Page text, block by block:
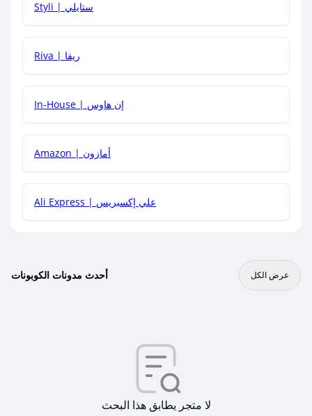
هل يمكنني جمع كود خصم مع العروض الأخرى؟
Styli | ستايلي
Riva | ريفا
In-House | إن هاوس
Amazon | أمازون
Ali Express | علي إكسبريس
أحدث مدونات الكوبونات عرض الكل
لا متجر يطابق هذا البحث